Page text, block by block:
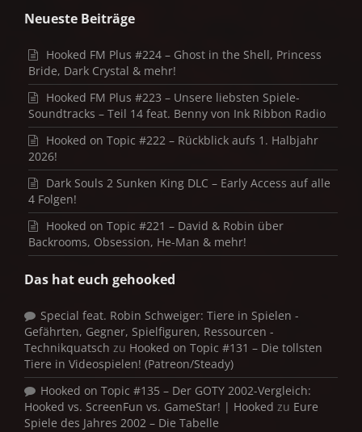
Neueste Beiträge
Hooked FM Plus #224 – Ghost in the Shell, Princess
Bride, Dark Crystal & mehr!
Hooked FM Plus #223 – Unsere liebsten Spiele-
Soundtracks – Teil 14 feat. Benny von Ink Ribbon Radio
Hooked on Topic #222 – Rückblick aufs 1. Halbjahr
2026!
Dark Souls 2 Sunken King DLC – Early Access auf alle
4 Folgen!
Hooked on Topic #221 – David & Robin über
Backrooms, Obsession, He-Man & mehr!
Das hat euch gehooked
Special feat. Robin Schweiger: Tiere in Spielen -
Gefährten, Gegner, Spielfiguren, Ressourcen -
Technikquatsch zu Hooked on Topic #131 – Die tollsten
Tiere in Videospielen! (Patreon/Steady)
Hooked on Topic #135 – Der GOTY 2002-Vergleich:
Hooked vs. ScreenFun vs. GameStar! | Hooked zu Eure
Spiele des Jahres 2002 – Die Tabelle